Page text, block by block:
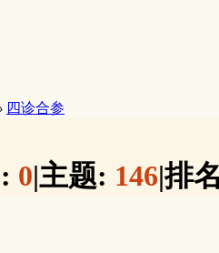
› 四诊合参
0|主题: 146|排